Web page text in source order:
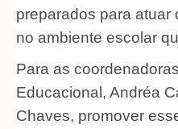
preparados para atuar
no ambiente escolar
Para as
Educacional, Andréa
Chaves, promover